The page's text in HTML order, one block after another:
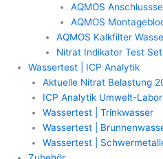
AQMOS
AQMOS
AQMOS Kalkfilter
Nitrat Indikator Test
Wassertest | ICP Analytik
Aktuelle Nitrat Belastung
ICP Analytik Umwelt-
Wassertest | Trinkwasser
Wassertest |
Wassertest |